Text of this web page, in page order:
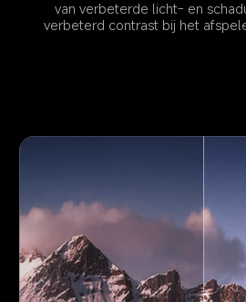
van verbeterde licht- en
verbeterd contrast bij het